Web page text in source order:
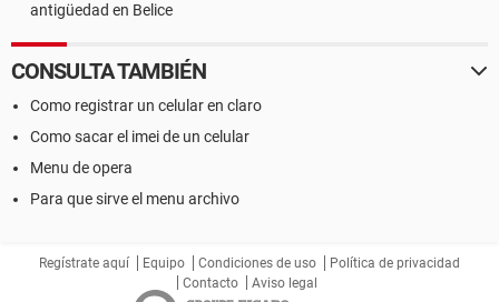
antigüedad en Belice
CONSULTA TAMBIÉN
Como registrar un celular en claro
Como sacar el imei de un celular
Menu de opera
Para que sirve el menu archivo
Regístrate aquí Equipo Condiciones de uso
Política de privacidad
Contacto
Aviso legal